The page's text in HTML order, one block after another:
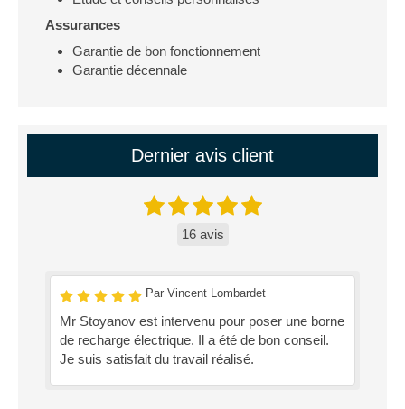
Assurances
Garantie de bon fonctionnement
Garantie décennale
Dernier avis client
16 avis
Par Vincent Lombardet
Mr Stoyanov est intervenu pour poser une borne
de recharge électrique. Il a été de bon conseil.
Je suis satisfait du travail réalisé.